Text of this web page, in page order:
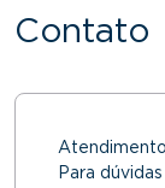
Contato
Para